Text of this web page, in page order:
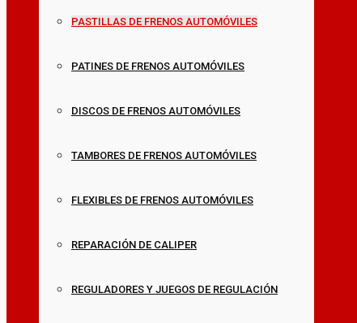
PASTILLAS DE FRENOS AUTOMÓVILES
PATINES DE FRENOS AUTOMÓVILES
DISCOS DE FRENOS AUTOMÓVILES
TAMBORES DE FRENOS AUTOMÓVILES
FLEXIBLES DE FRENOS AUTOMÓVILES
REPARACIÓN DE CALIPER
REGULADORES Y JUEGOS DE REGULACIÓN